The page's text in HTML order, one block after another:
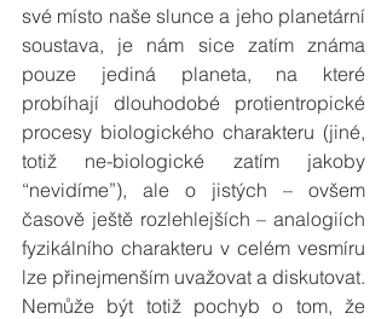
své místo naše slunce a jeho planetární
soustava, je nám sice zatím známa
pouze jediná planeta, na které
probíhají dlouhodobé protientropické
procesy biologického charakteru (jiné,
totiž ne-biologické zatím jakoby
“nevidíme”), ale o jistých – ovšem
časově ještě rozlehlejších – analogiích
fyzikálního charakteru v celém vesmíru
lze přinejmenším uvažovat a diskutovat.
Nemůže být totiž pochyb o tom, že